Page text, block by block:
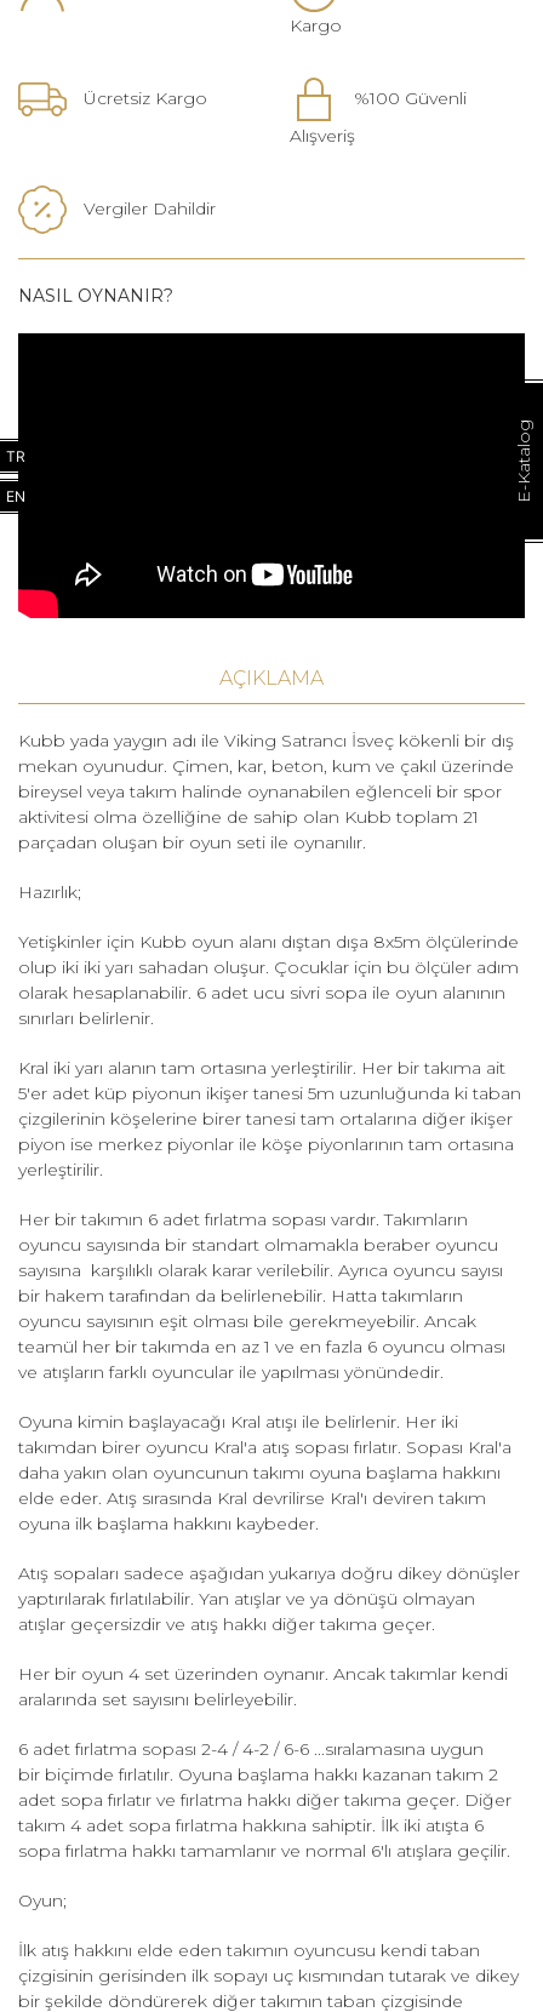
Kargo
Ücretsiz Kargo
%100 Güvenli
Alışveriş
Vergiler Dahildir
NASIL OYNANIR?
AÇIKLAMA
Kubb yada yaygın adı ile Viking Satrancı İsveç kökenli bir dış
mekan oyunudur. Çimen, kar, beton, kum ve çakıl üzerinde
bireysel veya takım halinde oynanabilen eğlenceli bir spor
aktivitesi olma özelliğine de sahip olan Kubb toplam 21
parçadan oluşan bir oyun seti ile oynanılır.
Hazırlık;
Yetişkinler için Kubb oyun alanı dıştan dışa 8x5m ölçülerinde
olup iki iki yarı sahadan oluşur. Çocuklar için bu ölçüler adım
olarak hesaplanabilir. 6 adet ucu sivri sopa ile oyun alanının
sınırları belirlenir.
Kral iki yarı alanın tam ortasına yerleştirilir. Her bir takıma ait
5'er adet küp piyonun ikişer tanesi 5m uzunluğunda ki taban
çizgilerinin köşelerine birer tanesi tam ortalarına diğer ikişer
piyon ise merkez piyonlar ile köşe piyonlarının tam ortasına
yerleştirilir.
Her bir takımın 6 adet fırlatma sopası vardır. Takımların
oyuncu sayısında bir standart olmamakla beraber oyuncu
sayısına karşılıklı olarak karar verilebilir. Ayrıca oyuncu sayısı
bir hakem tarafından da belirlenebilir. Hatta takımların
oyuncu sayısının eşit olması bile gerekmeyebilir. Ancak
teamül her bir takımda en az 1 ve en fazla 6 oyuncu olması
ve atışların farklı oyuncular ile yapılması yönündedir.
Oyuna kimin başlayacağı Kral atışı ile belirlenir. Her iki
takımdan birer oyuncu Kral'a atış sopası fırlatır. Sopası Kral'a
daha yakın olan oyuncunun takımı oyuna başlama hakkını
elde eder. Atış sırasında Kral devrilirse Kral'ı deviren takım
oyuna ilk başlama hakkını kaybeder.
Atış sopaları sadece aşağıdan yukarıya doğru dikey dönüşler
yaptırılarak fırlatılabilir. Yan atışlar ve ya dönüşü olmayan
atışlar geçersizdir ve atış hakkı diğer takıma geçer.
Her bir oyun 4 set üzerinden oynanır. Ancak takımlar kendi
aralarında set sayısını belirleyebilir.
6 adet fırlatma sopası 2-4 / 4-2 / 6-6 ...sıralamasına uygun
bir biçimde fırlatılır. Oyuna başlama hakkı kazanan takım 2
adet sopa fırlatır ve fırlatma hakkı diğer takıma geçer. Diğer
takım 4 adet sopa fırlatma hakkına sahiptir. İlk iki atışta 6
sopa fırlatma hakkı tamamlanır ve normal 6'lı atışlara geçilir.
Oyun;
İlk atış hakkını elde eden takımın oyuncusu kendi taban
çizgisinin gerisinden ilk sopayı uç kısmından tutarak ve dikey
bir şekilde döndürerek diğer takımın taban çizgisinde
E-Katalog
TR
EN